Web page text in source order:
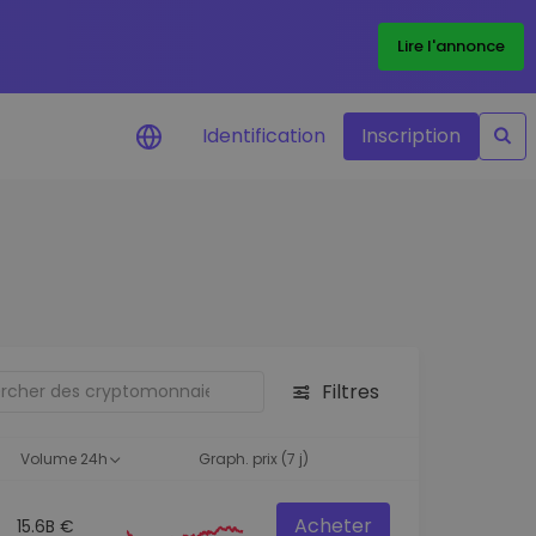
Lire l'annonce
d'investissement
Des informations pertinentes pour
Identification Inscription
Filtres
Volume 24h Graph. prix (7 j)
15.6B € Acheter